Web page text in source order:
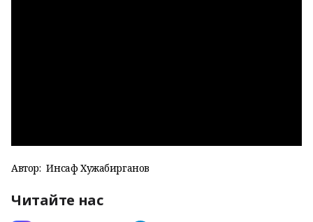
Автор: Инсаф Хужабирганов
Читайте нас